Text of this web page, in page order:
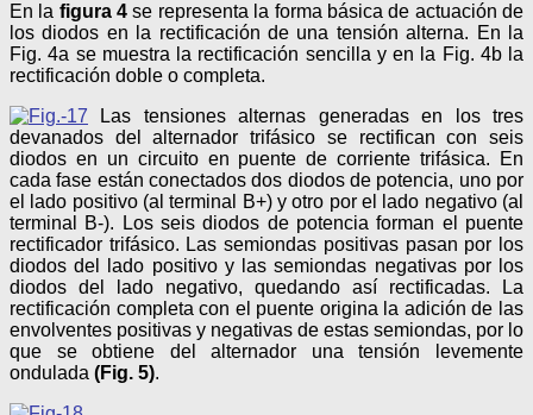
En la figura 4 se representa la forma básica de actuación de
los diodos en la rectificación de una tensión alterna. En la
Fig. 4a se muestra la rectificación sencilla y en la Fig. 4b la
rectificación doble o completa.
Las tensiones alternas generadas en los tres
devanados del alternador trifásico se rectifican con seis
diodos en un circuito en puente de corriente trifásica. En
cada fase están conectados dos diodos de potencia, uno por
el lado positivo (al terminal B+) y otro por el lado negativo (al
terminal B-). Los seis diodos de potencia forman el puente
rectificador trifásico. Las semiondas positivas pasan por los
diodos del lado positivo y las semiondas negativas por los
diodos del lado negativo, quedando así rectificadas. La
rectificación completa con el puente origina la adición de las
envolventes positivas y negativas de estas semiondas, por lo
que se obtiene del alternador una tensión levemente
ondulada (Fig. 5).